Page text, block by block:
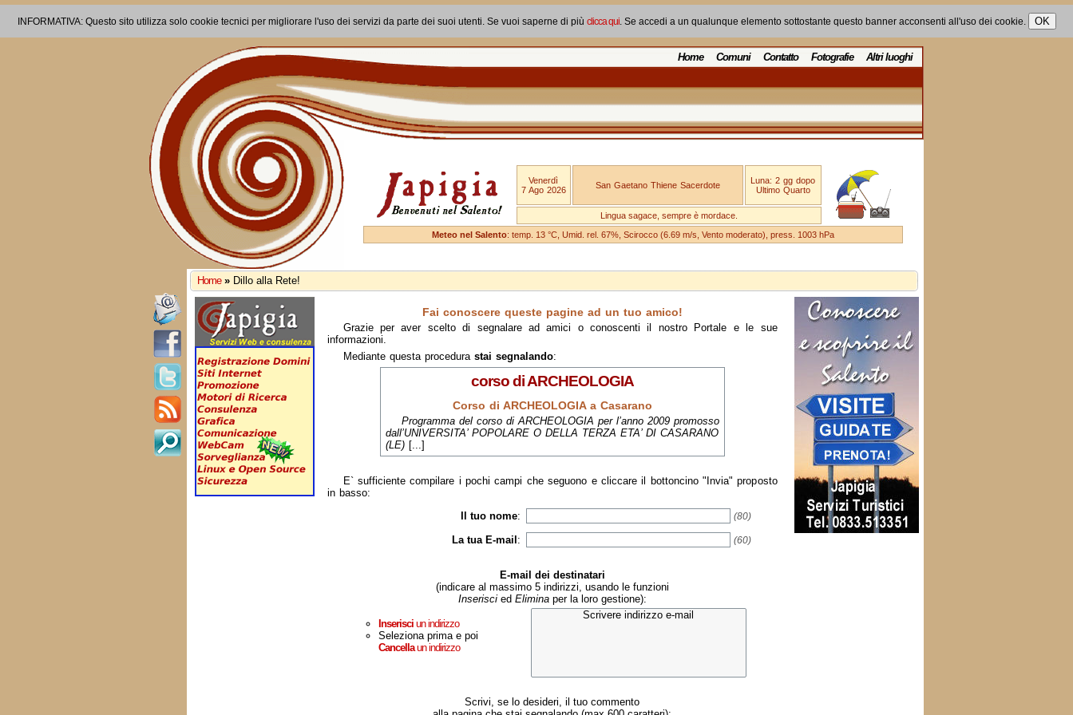
INFORMATIVA: Questo sito utilizza solo cookie tecnici per migliorare l'uso dei servizi da parte dei suoi utenti. Se vuoi saperne di più clicca qui. Se accedi a un qualunque elemento sottostante questo banner acconsenti all'uso dei cookie.
Home Comuni Contatto Fotografie Altri luoghi
Venerdì
7 Ago 2026
San Gaetano Thiene Sacerdote
Luna: 2 gg dopo
Ultimo Quarto
Lingua sagace, sempre è mordace.
Meteo nel Salento: temp. 13 °C, Umid. rel. 67%, Scirocco (6.69 m/s, Vento moderato), press. 1003 hPa
Home » Dillo alla Rete!
Fai conoscere queste pagine ad un tuo amico!
Grazie per aver scelto di segnalare ad amici o conoscenti il nostro Portale e le sue
informazioni.
Mediante questa procedura stai segnalando:
corso di ARCHEOLOGIA
Corso di ARCHEOLOGIA a Casarano
Programma del corso di ARCHEOLOGIA per l’anno 2009 promosso
dall’UNIVERSITA’ POPOLARE O DELLA TERZA ETA’ DI CASARANO
(LE) [...]
E` sufficiente compilare i pochi campi che seguono e cliccare il bottoncino "Invia" proposto
in basso:
Il tuo nome: (80)
La tua E-mail : (60)
E-mail dei destinatari
(indicare al massimo 5 indirizzi, usando le funzioni
Inseriscied Eliminaper la loro gestione):
Inserisciun indirizzo
Seleziona prima e poi
Cancellaun indirizzo
Scrivi, se lo desideri, il tuo commento